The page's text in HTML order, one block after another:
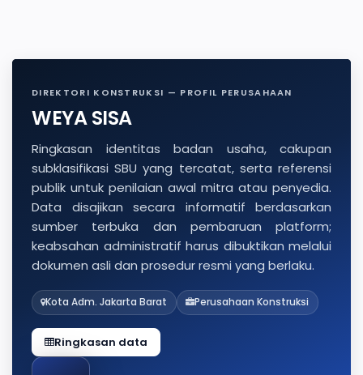
DIREKTORI KONSTRUKSI — PROFIL PERUSAHAAN
WEYA SISA
Ringkasan identitas badan usaha, cakupan
subklasifikasi SBU yang tercatat, serta referensi
publik untuk penilaian awal mitra atau penyedia.
Data disajikan secara informatif berdasarkan
sumber terbuka dan pembaruan platform;
keabsahan administratif harus dibuktikan melalui
dokumen asli dan prosedur resmi yang berlaku.
Kota Adm. Jakarta Barat Perusahaan Konstruksi
Ringkasan data